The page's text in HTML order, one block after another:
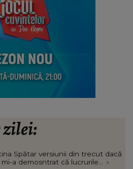
Spătar versiunii din trecut dacă
a demosntrat că lucrurile...
»